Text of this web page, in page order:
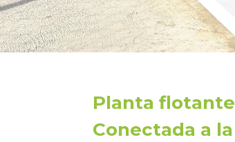
Planta
Conectada a